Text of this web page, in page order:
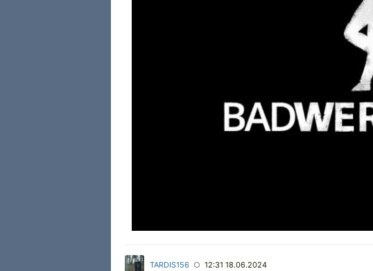
TARDIS156 ○ 12:31 18.06.2024